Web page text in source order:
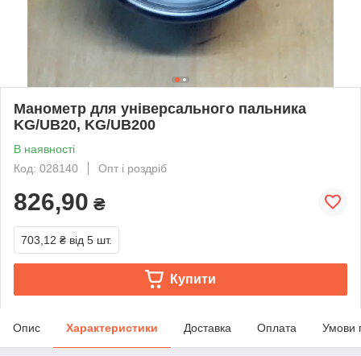
Манометр для універсального пальника
KG/UB20, KG/UB200
В наявності
Код: 028140
Опт і роздріб
826,90 ₴
703,12 ₴ від 5 шт.
Купити
Опис Характеристики Доставка Оплата Умови